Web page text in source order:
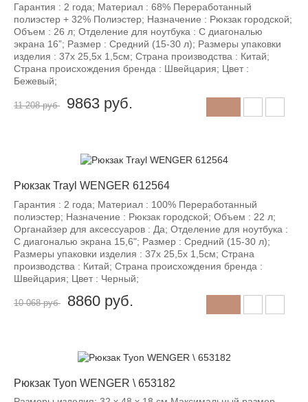
Гарантия : 2 года; Материал : 68% Переработанный
полиэстер + 32% Полиэстер; Назначение : Рюкзак городской;
Объем : 26 л; Отделение для ноутбука : С диагональю
экрана 16”; Размер : Средний (15-30 л); Размеры упаковки
изделия : 37x 25,5x 1,5см; Страна производства : Китай;
Страна происхождения бренда : Швейцария; Цвет :
Бежевый;
11 208 руб 9863 руб.
Рюкзак Trayl WENGER 612564
Гарантия : 2 года; Материал : 100% Переработанный
полиэстер; Назначение : Рюкзак городской; Объем : 22 л;
Органайзер для аксессуаров : Да; Отделение для ноутбука :
С диагональю экрана 15,6"; Размер : Средний (15-30 л);
Размеры упаковки изделия : 37x 25,5x 1,5см; Страна
производства : Китай; Страна происхождения бренда :
Швейцария; Цвет : Черный;
10 068 руб
-12%
8860 руб.
Рюкзак Tyon WENGER \ 653182
-12%